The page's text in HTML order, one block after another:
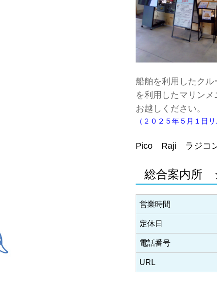
船舶を利用したク
を利用したマリン
お越しください。
（２０２５年５月１日
Pico Raji ラジコン
総合案内所
営業時間
定休日
電話番号
URL